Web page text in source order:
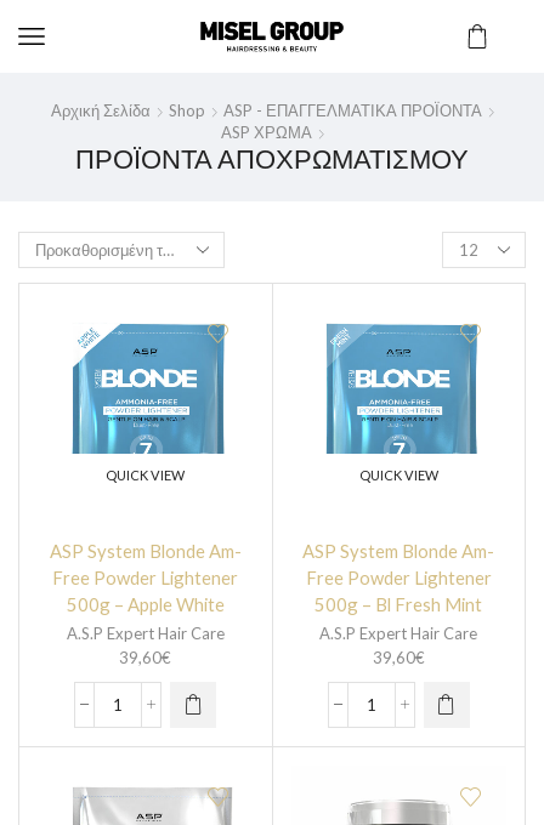
Αρχική Σελίδα Shop
ASP - ΕΠΑΓΓΕΛΜΑΤΙΚΑ ΠΡΟΪΟΝΤΑ
ASP ΧΡΩΜΑ
ΠΡΟΪΟΝΤΑ ΑΠΟΧΡΩΜΑΤΙΣΜΟΥ
QUICK VIEW
ASP System Blonde Am-
Free Powder Lightener
500g – Apple White
A.S.P Expert Hair Care
39,60€
QUICK VIEW
ASP System Blonde Am-
Free Powder Lightener
500g – Bl Fresh Mint
A.S.P Expert Hair Care
39,60€